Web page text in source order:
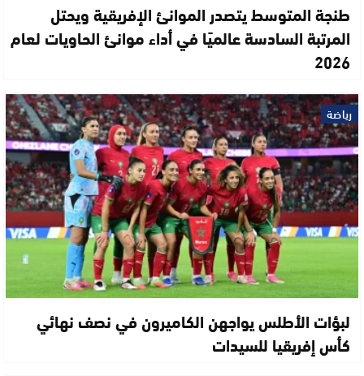
طنجة المتوسط يتصدر الموانئ الإفريقية ويحتل
المرتبة السادسة عالميًا في أداء موانئ الحاويات لعام
2026
رياضة
لبؤات الأطلس يواجهن الكاميرون في نصف نهائي
كأس إفريقيا للسيدات